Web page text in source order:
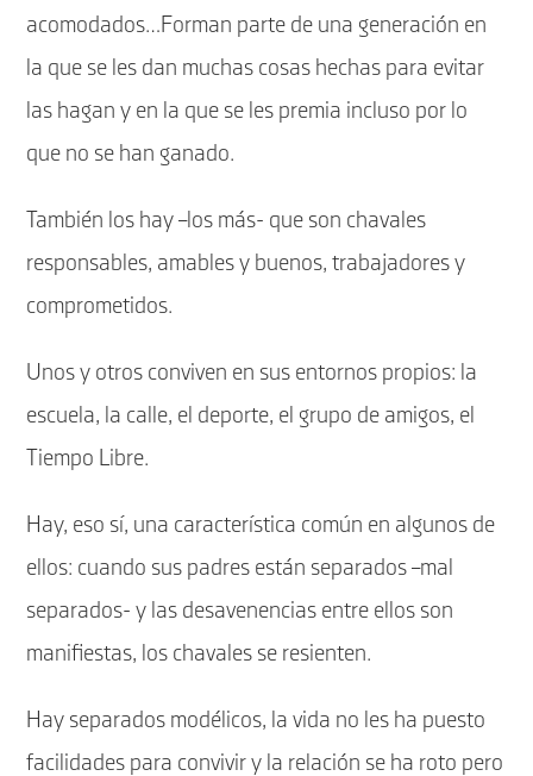
acomodados…Forman parte de una generación en
la que se les dan muchas cosas hechas para evitar
las hagan y en la que se les premia incluso por lo
que no se han ganado.
También los hay –los más- que son chavales
responsables, amables y buenos, trabajadores y
comprometidos.
Unos y otros conviven en sus entornos propios: la
escuela, la calle, el deporte, el grupo de amigos, el
Tiempo Libre.
Hay, eso sí, una característica común en algunos de
ellos: cuando sus padres están separados –mal
separados- y las desavenencias entre ellos son
manifiestas, los chavales se resienten.
Hay separados modélicos, la vida no les ha puesto
facilidades para convivir y la relación se ha roto pero